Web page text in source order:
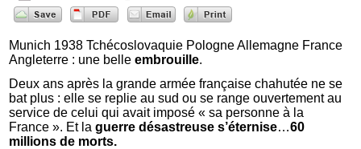
Munich 1938 Tchécoslovaquie Pologne Allemagne France
Angleterre : une belleembrouille.
Deux ans après la grande armée française chahutée ne se
bat plus : elle se replie au sud ou se range ouvertement au
service de celui qui avait imposé « sa personne à la
France ». Et laguerre désastreuse s’éternise…60
millions de morts.